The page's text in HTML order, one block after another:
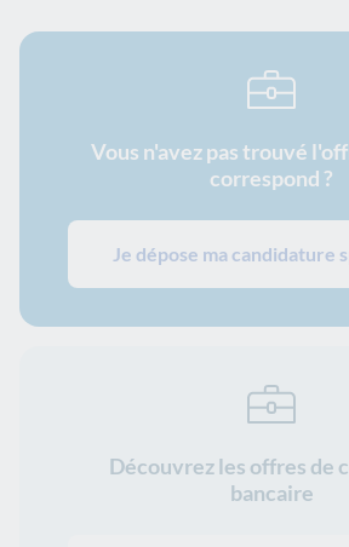
Vous n'avez pas trouvé
correspond ?
Je dépose ma candidature
Découvrez les offres de
bancaire